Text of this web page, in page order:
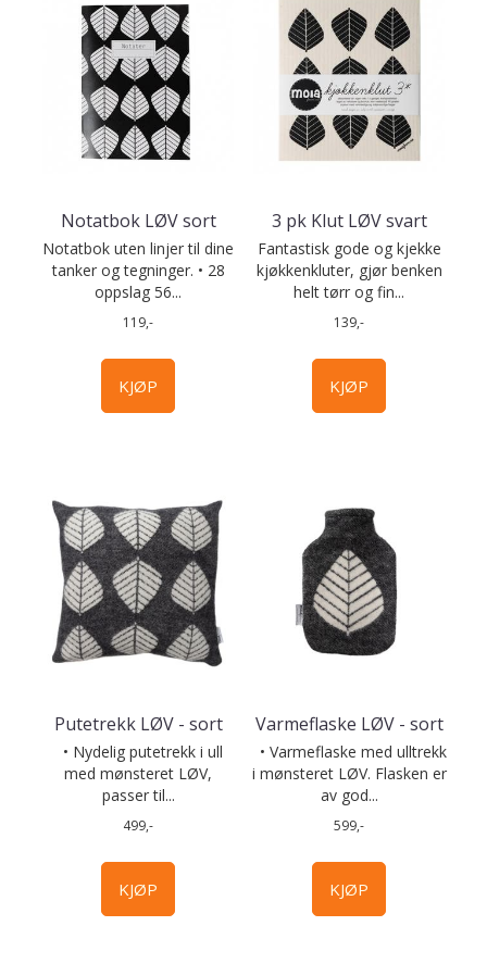
Notatbok LØV sort
Notatbok uten linjer til dine
tanker og tegninger. • 28
oppslag 56...
119,-
KJØP
3 pk Klut LØV svart
Fantastisk gode og kjekke
kjøkkenkluter, gjør benken
helt tørr og fin...
139,-
KJØP
Putetrekk LØV - sort
• Nydelig putetrekk i ull
med mønsteret LØV,
passer til...
499,-
KJØP
Varmeflaske LØV - sort
• Varmeflaske med ulltrekk
i mønsteret LØV. Flasken er
av god...
599,-
KJØP